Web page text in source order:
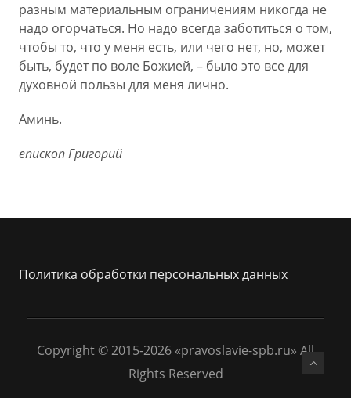
разным материальным ограничениям никогда не
надо огорчаться. Но надо всегда заботиться о том,
чтобы то, что у меня есть, или чего нет, но, может
быть, будет по воле Божией, – было это все для
духовной пользы для меня лично.
Аминь.
епископ Григорий
Политика обработки персональных данных
Copyright © 2015-2026 «pravoslavie-spb.ru» All
Rights Reserved